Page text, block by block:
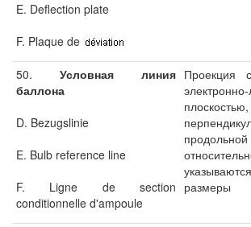
E. Deflection plate
F. Plaque de
50. Условная линия
баллона
D. Bezugslinie
E. Bulb reference line
F. Ligne de section
conditionnelle d'ampoule
Проекция
плоскостью,
размеры